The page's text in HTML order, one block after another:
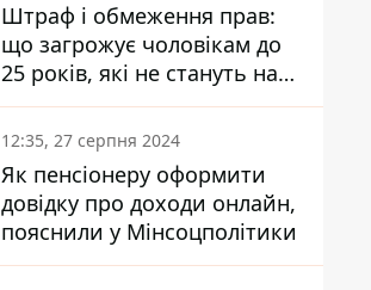
Штраф і обмеження прав:
що загрожує чоловікам до
25 років, які не стануть на
військовий облік
12:35, 27 серпня 2024
Як пенсіонеру оформити
довідку про доходи онлайн,
пояснили у Мінсоцполітики